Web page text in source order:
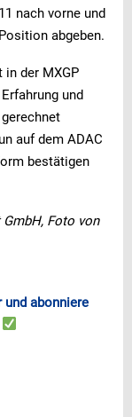
nach vorne und
abgeben.
in der MXGP
und
auf dem ADAC
bestätigen
Foto von
und abonniere